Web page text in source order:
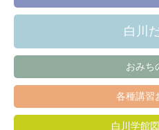
白川
おみち
各種講習
白川学館